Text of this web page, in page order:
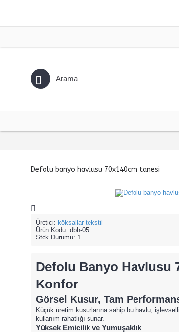
Defolu banyo havlusu 70x140cm tanesi
Üretici: köksallar tekstil
Ürün Kodu: dbh-05
Stok Durumu: 1
Defolu Banyo Havlusu
Konfor
Görsel Kusur, Tam
Küçük üretim kusurlarına sahip bu havlu,
kullanım rahatlığı sunar.
Yüksek Emicilik ve Yumuşaklık